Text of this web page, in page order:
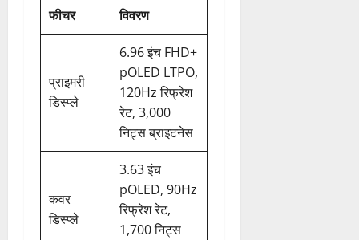
फीचर विवरण
प्राइमरी
डिस्प्ले
6.96 इंच FHD+
pOLED LTPO,
120Hz रिफ्रेश
रेट, 3,000
निट्स ब्राइटनेस
कवर
डिस्प्ले
3.63 इंच
pOLED, 90Hz
रिफ्रेश रेट,
1,700 निट्स